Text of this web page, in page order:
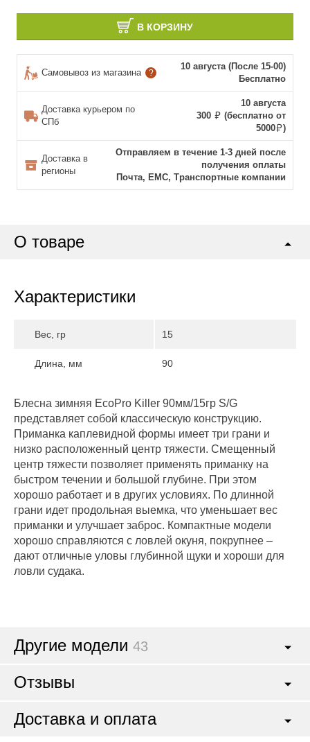
В КОРЗИНУ
Самовывоз из магазина ?
10 августа (После 15-00)
Бесплатно
Доставка курьером по
СПб
10 августа
300
(бесплатно от
5000
)
Доставка в
регионы
Отправляем в течение 1-3 дней после
получения оплаты
Почта, ЕМС, Транспортные компании
О товаре
Характеристики
Вес, гр 15
Длина, мм 90
Блесна зимняя EcoPro Killer 90мм/15гр S/G
представляет собой классическую конструкцию.
Приманка каплевидной формы имеет три грани и
низко расположенный центр тяжести. Смещенный
центр тяжести позволяет применять приманку на
быстром течении и большой глубине. При этом
хорошо работает и в других условиях. По длинной
грани идет продольная выемка, что уменьшает вес
приманки и улучшает заброс. Компактные модели
хорошо справляются с ловлей окуня, покрупнее –
дают отличные уловы глубинной щуки и хороши для
ловли судака.
Другие модели 43
Отзывы
Доставка и оплата